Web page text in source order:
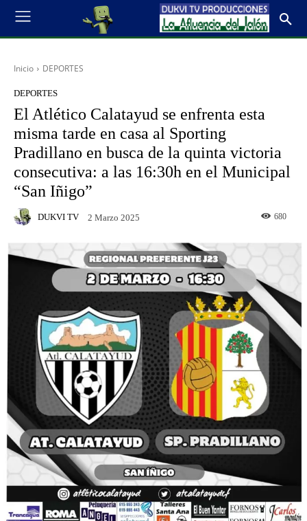
Inicio DEPORTES
DEPORTES
El Atlético Calatayud se enfrenta esta
misma tarde en casa al Sporting
Pradillano en busca de la quinta victoria
consecutiva: a las 16:30h en el Municipal
“San Iñigo”
DUKVI TV 2 Marzo 2025 680